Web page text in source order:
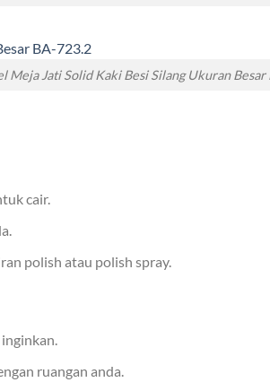
Meja Jati Solid Kaki Besi Silang Ukuran Besar
cair.
polish atau polish spray.
ruangan anda.